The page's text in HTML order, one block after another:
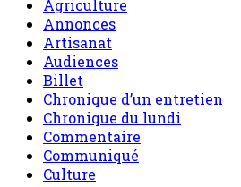
Agriculture
Annonces
Artisanat
Audiences
Billet
Chronique d’un entretien
Chronique du lundi
Commentaire
Communiqué
Culture